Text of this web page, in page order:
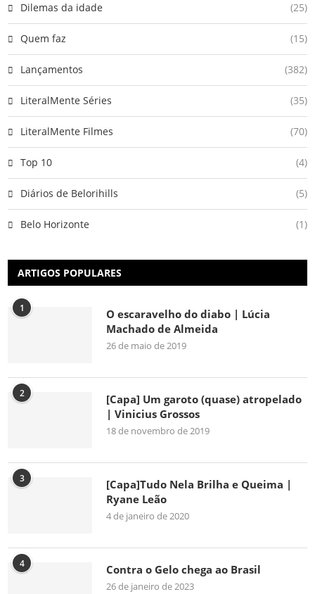
Dilemas da idade (25)
Quem faz (15)
Lançamentos (382)
LiteralMente Séries (35)
LiteralMente Filmes (70)
Top 10 (4)
Diários de Belorihills (5)
Belo Horizonte (1)
ARTIGOS POPULARES
1
O escaravelho do diabo | Lúcia
Machado de Almeida
26 de maio de 2019
2
[Capa] Um garoto (quase) atropelado
| Vinicius Grossos
18 de novembro de 2019
3
[Capa]Tudo Nela Brilha e Queima |
Ryane Leão
4 de janeiro de 2020
4 Contra o Gelo chega ao Brasil
26 de janeiro de 2023